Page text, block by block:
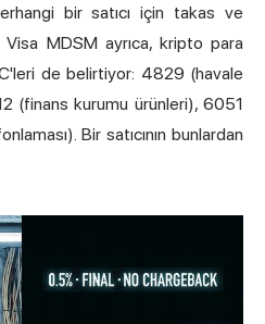
bir satıcı için takas ve
Visa MDSM ayrıca, kripto para
de belirtiyor: 4829 (havale
(finans kurumu ürünleri), 6051
Bir satıcının bunlardan